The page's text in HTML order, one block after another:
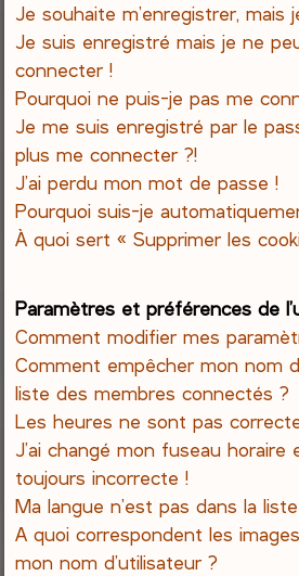
Je souhaite m’enregistrer, mais
Je suis enregistré mais je ne
connecter !
Pourquoi ne puis-je pas me
Je me suis enregistré par le
plus me connecter ?!
J’ai perdu mon mot de passe !
Pourquoi suis-je
À quoi sert « Supprimer les
Paramètres et préférences de
Comment modifier mes
Comment empêcher mon nom
liste des membres connectés ?
Les heures ne sont pas
J’ai changé mon fuseau horaire
toujours incorrecte !
Ma langue n’est pas dans la
A quoi correspondent les
mon nom d’utilisateur ?